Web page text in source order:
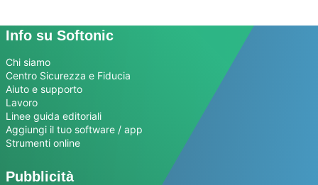
Info su Softonic
Chi siamo
Centro Sicurezza e Fiducia
Aiuto e supporto
Lavoro
Linee guida editoriali
Aggiungi il tuo software / app
Strumenti online
Pubblicità